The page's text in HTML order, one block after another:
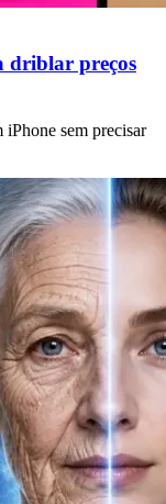
driblar preços
sem precisar